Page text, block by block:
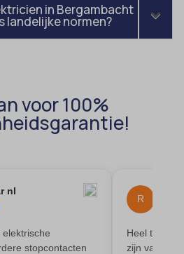
in Bergambacht
landelijke normen?
voor 100%
nl
stopcontacten
R
Heel
zijn vak, is